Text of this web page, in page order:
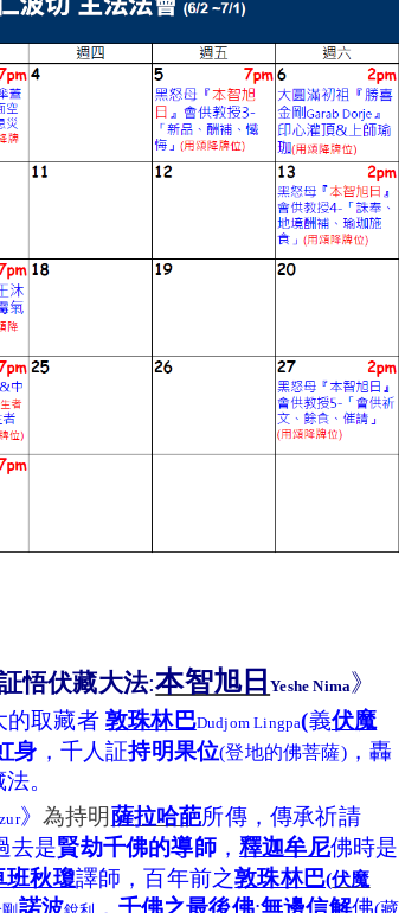
悟伏藏大法:本智旭日Yeshe Nima》
的取藏者敦珠林巴Dudjom Lingpa(義伏魔
身 ，千人証持明果位(登地的佛菩薩)，轟
。
》為持明薩拉哈葩所傳，傳承祈請
去是賢劫千佛的導師，釋迦牟尼佛時是
班秋瓊譯師，百年前之敦珠林巴(伏魔
諾波 ， 千佛之最後佛:無邊信解佛(藏